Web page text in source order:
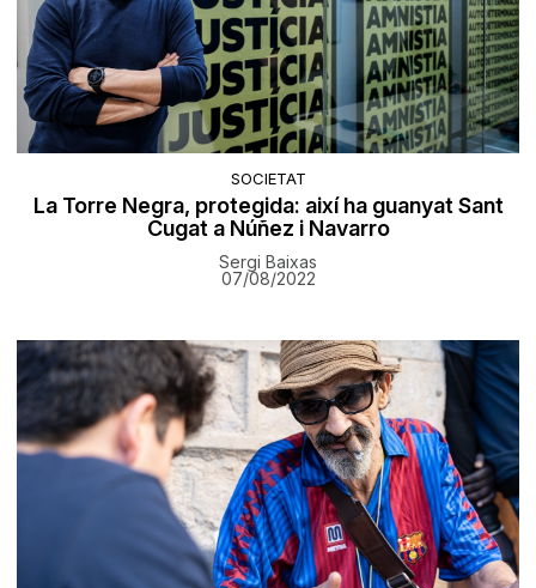
SOCIETAT
La Torre Negra, protegida: així ha guanyat Sant
Cugat a Núñez i Navarro
Sergi Baixas
07/08/2022